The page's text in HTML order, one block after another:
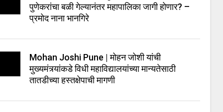
पुणेकरांचा बळी गेल्यानंतर महापालिका जागी होणार? –
प्रमोद नाना भानगिरे
Mohan Joshi Pune | मोहन जोशी यांची
मुख्यमंत्र्यांकडे विधी महाविद्यालयांच्या मान्यतेसाठी
तातडीच्या हस्तक्षेपाची मागणी